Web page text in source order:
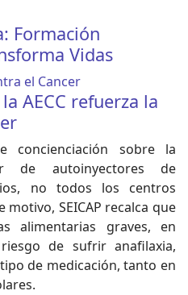
Formación
Vidas
AECC refuerza la
concienciación sobre la
de autoinyectores de
no todos los centros
SEICAP recalca que
alimentarias graves, en
de sufrir anafilaxia,
de medicación, tanto en